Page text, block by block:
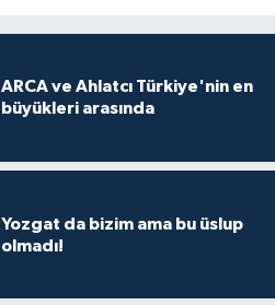
ARCA ve Ahlatcı Türkiye'nin en
büyükleri arasında
Yozgat da bizim ama bu üslup
olmadı!